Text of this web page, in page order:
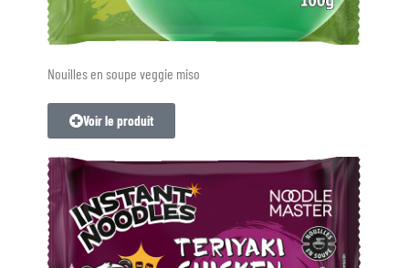
Nouilles en soupe veggie miso
Voir le produit